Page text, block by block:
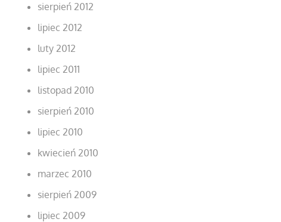
sierpień 2012
lipiec 2012
luty 2012
lipiec 2011
listopad 2010
sierpień 2010
lipiec 2010
kwiecień 2010
marzec 2010
sierpień 2009
lipiec 2009